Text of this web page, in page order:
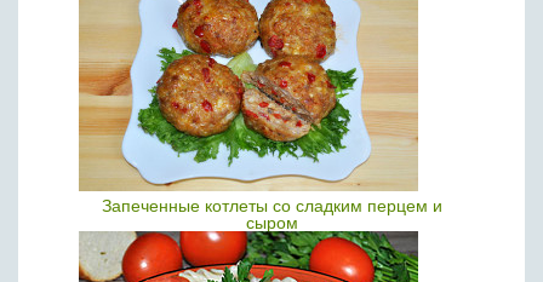
Запеченные котлеты со сладким перцем и
сыром